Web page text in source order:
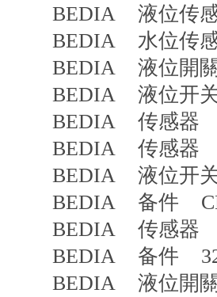
BEDIA 液位传
BEDIA 水位传
BEDIA 液位開
BEDIA 液位开
BEDIA 传感器
BEDIA 传感器
BEDIA 液位开关
BEDIA 备件
BEDIA 传感器
BEDIA 备件
BEDIA 液位開